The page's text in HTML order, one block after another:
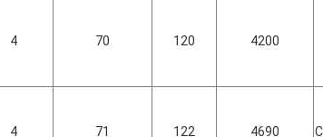
4200
120
70
4
4690
122
71
4